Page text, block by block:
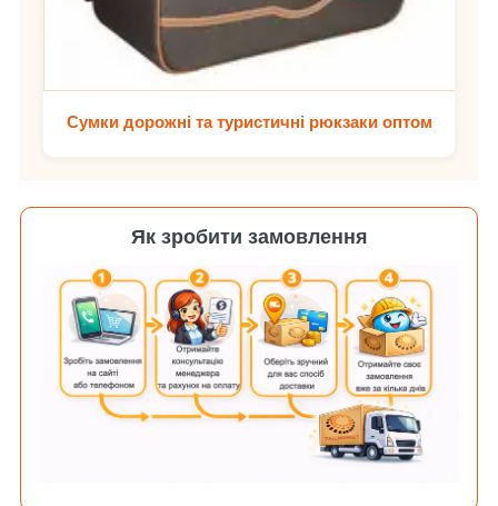
Сумки дорожні та туристичні рюкзаки оптом
Як зробити замовлення